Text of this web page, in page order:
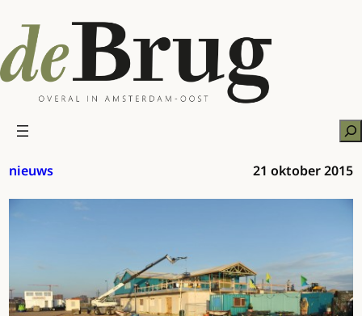
naar
de
inhoud
nieuws 21 oktober 2015